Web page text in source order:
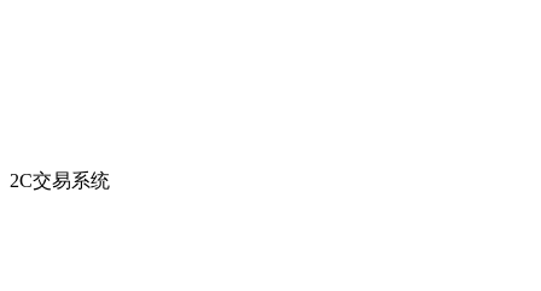
2C交易系统